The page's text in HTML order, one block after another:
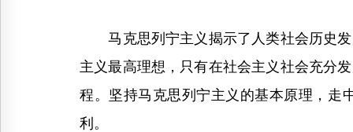
马克思列宁主义揭示了人类社会历史发
主义最高理想，只有在社会主义社会充分
程。坚持马克思列宁主义的基本原理，走
利。